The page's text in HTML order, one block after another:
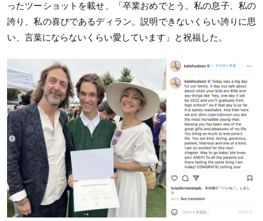
ったツーショットを載せ、「卒業おめでとう。私の息子、私の
誇り、私の喜びであるディラン。説明できないくらい誇りに思
い、言葉にならないくらい愛しています」と祝福した。